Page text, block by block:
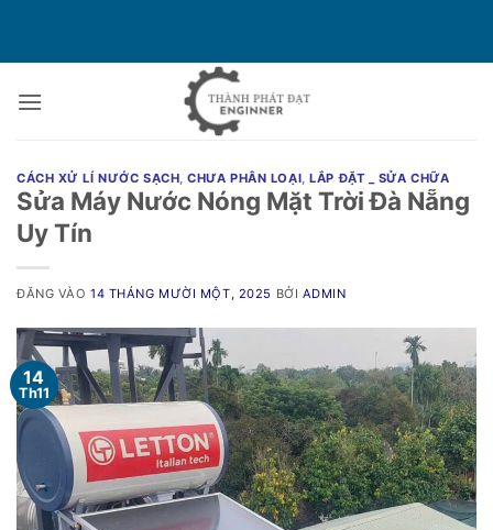
nội
dung
CÁCH XỬ LÍ NƯỚC SẠCH,CHƯA PHÂN LOẠI,LẮP ĐẶT _ SỬA CHỮA
Sửa Máy Nước Nóng Mặt Trời Đà Nẵng
Uy Tín
ĐĂNG VÀO14 THÁNG MƯỜI MỘT, 2025 BỞI ADMIN
14
Th11